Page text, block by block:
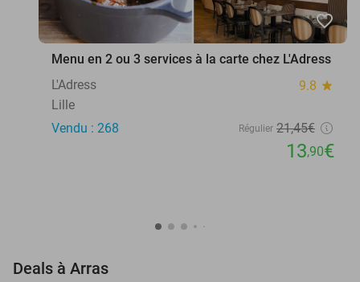
favorite_border
Menu en 2 ou 3 services à la carte chez L'Adress
L'Adress
9.8 star
Lille
Vendu : 268
Régulier 21,45€
13,90€
Deals à Arras